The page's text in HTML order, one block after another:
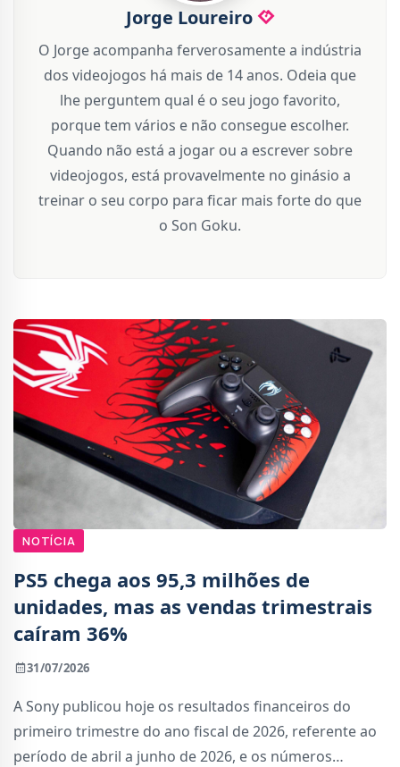
Jorge Loureiro
O Jorge acompanha ferverosamente a indústria
dos videojogos há mais de 14 anos. Odeia que
lhe perguntem qual é o seu jogo favorito,
porque tem vários e não consegue escolher.
Quando não está a jogar ou a escrever sobre
videojogos, está provavelmente no ginásio a
treinar o seu corpo para ficar mais forte do que
o Son Goku.
NOTÍCIA
PS5 chega aos 95,3 milhões de
unidades, mas as vendas trimestrais
caíram 36%
31/07/2026
A Sony publicou hoje os resultados financeiros do
primeiro trimestre do ano fiscal de 2026, referente ao
período de abril a junho de 2026, e os números